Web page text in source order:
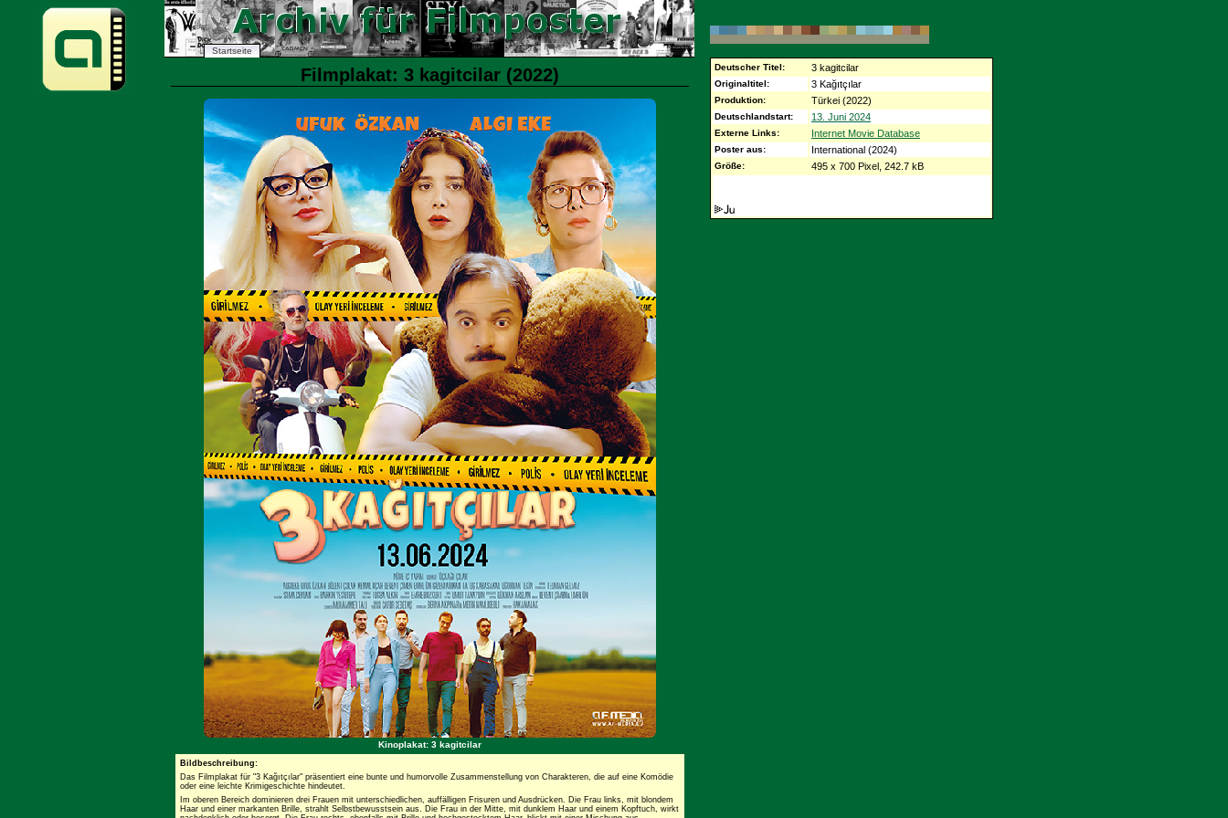
Startseite
Filmplakat: 3 kagitcilar (2022)
Kinoplakat: 3 kagitcilar
Deutscher Titel: 3 kagitcilar
Originaltitel: 3 Kağıtçılar
Produktion: Türkei (2022)
Deutschlandstart: 13. Juni 2024
Externe Links: Internet Movie Database
Poster aus: International (2024)
Größe: 495 x 700 Pixel, 242.7 kB
Bildbeschreibung:
Das Filmplakat für "3 Kağıtçılar" präsentiert eine bunte und humorvolle Zusammenstellung von Charakteren, die auf eine Komödie
oder eine leichte Krimigeschichte hindeutet.
Im oberen Bereich dominieren drei Frauen mit unterschiedlichen, auffälligen Frisuren und Ausdrücken. Die Frau links, mit blondem
Haar und einer markanten Brille, strahlt Selbstbewusstsein aus. Die Frau in der Mitte, mit dunklem Haar und einem Kopftuch, wirkt